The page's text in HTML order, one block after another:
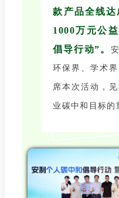
款产品全线
1000万元公
倡导行动”。
环保界、学术
席本次活动，
业碳中和目标的